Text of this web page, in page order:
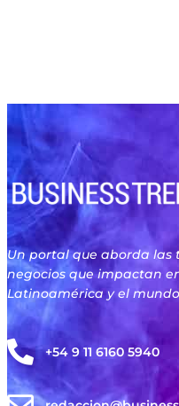
Un portal que aborda las
negocios que impactan
Latinoamérica y el
+54 9 11 6160 5940